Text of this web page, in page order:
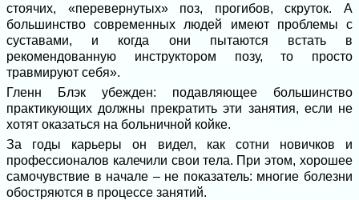
стоячих, «перевернутых» поз, прогибов, скруток. А
большинство современных людей имеют проблемы с
суставами, и когда они пытаются встать в
рекомендованную инструктором позу, то просто
травмируют себя».
Гленн Блэк убежден: подавляющее большинство
практикующих должны прекратить эти занятия, если не
хотят оказаться на больничной койке.
За годы карьеры он видел, как сотни новичков и
профессионалов калечили свои тела. При этом, хорошее
самочувствие в начале – не показатель: многие болезни
обостряются в процессе занятий.